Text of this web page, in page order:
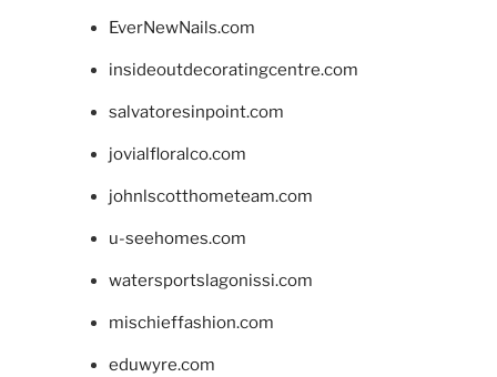
EverNewNails.com
insideoutdecoratingcentre.com
salvatoresinpoint.com
jovialfloralco.com
johnlscotthometeam.com
u-seehomes.com
watersportslagonissi.com
mischieffashion.com
eduwyre.com